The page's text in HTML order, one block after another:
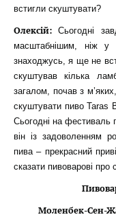
встигли скуштувати?
Олексій:Сьогодні
масштабнішим, ніж
знаходжусь, я ще не
скуштував кілька
загалом, почав з
скуштувати пиво Taras
Сьогодні на фестиваль
він із задоволенням
пива – прекрасний
сказати пивоварові про
Моленбек-Сен-